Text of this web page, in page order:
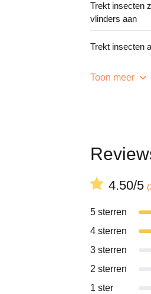
Trekt insecten
vlinders aan
Trekt insecten
Toon meer
4.50/5
5 sterren
4 sterren
3 sterren
2 sterren
1 ster